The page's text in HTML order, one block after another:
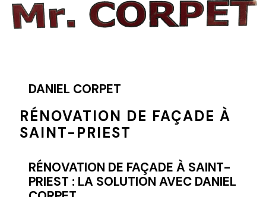
DANIEL CORPET
RÉNOVATION DE FAÇADE À
SAINT-PRIEST
RÉNOVATION DE FAÇADE À SAINT-
PRIEST : LA SOLUTION AVEC DANIEL